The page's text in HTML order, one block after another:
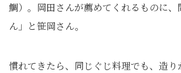
鯛）。岡田さんが薦めてくれるものに
ん」と笹岡さん。
慣れてきたら、同じぐじ料理でも、造